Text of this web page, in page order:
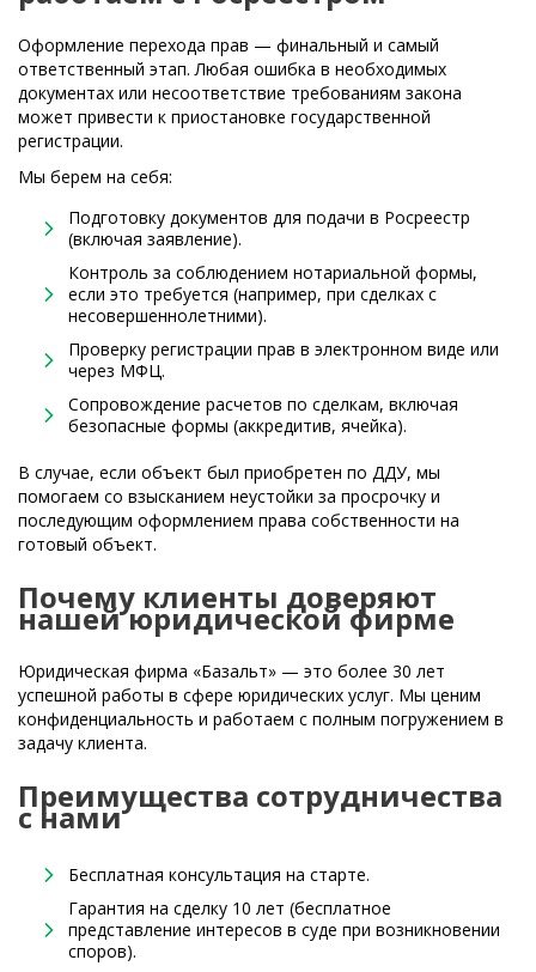
Оформление перехода прав — финальный и самый
ответственный этап. Любая ошибка в необходимых
документах или несоответствие требованиям закона
может привести к приостановке государственной
регистрации.
Мы берем на себя:
Подготовку документов для подачи в Росреестр
(включая заявление).
Контроль за соблюдением нотариальной формы,
если это требуется (например, при сделках с
несовершеннолетними).
Проверку регистрации прав в электронном виде или
через МФЦ.
Сопровождение расчетов по сделкам, включая
безопасные формы (аккредитив, ячейка).
В случае, если объект был приобретен по ДДУ, мы
помогаем со взысканием неустойки за просрочку и
последующим оформлением права собственности на
готовый объект.
Почему клиенты доверяют
нашей юридической фирме
Юридическая фирма «Базальт» — это более 30 лет
успешной работы в сфере юридических услуг. Мы ценим
конфиденциальность и работаем с полным погружением в
задачу клиента.
Преимущества сотрудничества
с нами
Бесплатная консультация на старте.
Гарантия на сделку 10 лет (бесплатное
представление интересов в суде при возникновении
споров).